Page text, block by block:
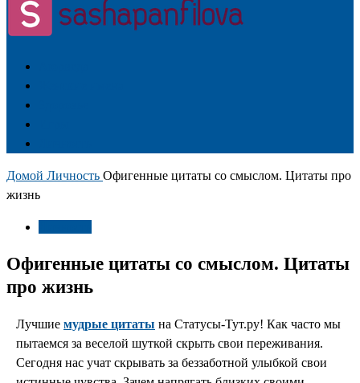
Домой Личность Офигенные цитаты со смыслом. Цитаты про
жизнь
Офигенные цитаты со смыслом. Цитаты
про жизнь
Лучшие мудрые цитаты на Статусы-Тут.ру! Как часто мы
пытаемся за веселой шуткой скрыть свои переживания.
Сегодня нас учат скрывать за беззаботной улыбкой свои